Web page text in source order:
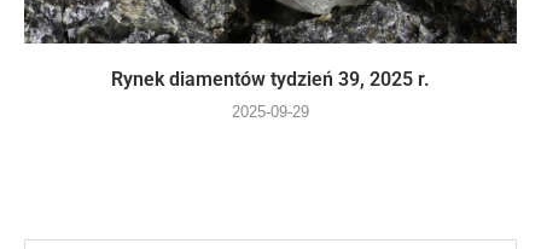
Rynek diamentów tydzień 39, 2025 r.
2025-09-29